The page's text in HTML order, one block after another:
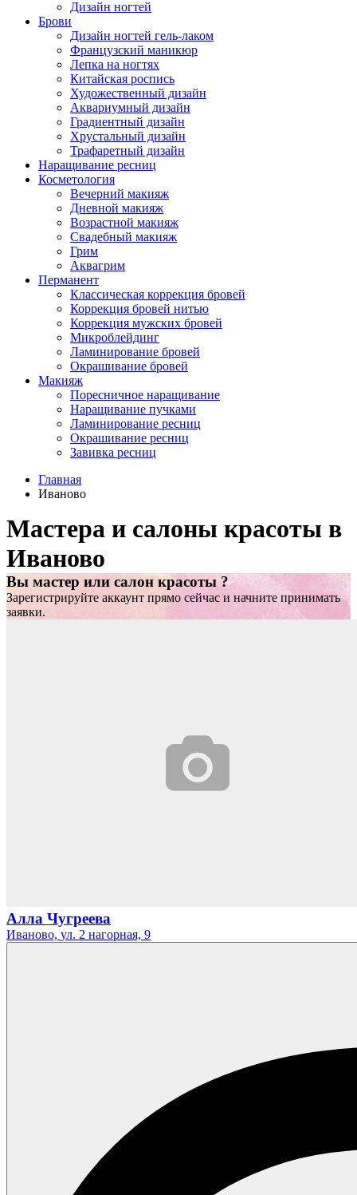
Дизайн ногтей
Брови
Дизайн ногтей гель-лаком
Французский маникюр
Лепка на ногтях
Китайская роспись
Художественный дизайн
Аквариумный дизайн
Градиентный дизайн
Хрустальный дизайн
Трафаретный дизайн
Наращивание ресниц
Косметология
Вечерний макияж
Дневной макияж
Возрастной макияж
Свадебный макияж
Грим
Аквагрим
Перманент
Классическая коррекция бровей
Коррекция бровей нитью
Коррекция мужских бровей
Микроблейдинг
Ламинирование бровей
Окрашивание бровей
Макияж
Поресничное наращивание
Наращивание пучками
Ламинирование ресниц
Окрашивание ресниц
Завивка ресниц
Главная
Иваново
Мастера и салоны красоты в
Иваново
Вы мастер или салон красоты ?
Зарегистрируйте аккаунт прямо сейчас и начните принимать
заявки.
Алла Чугреева
Иваново, ул. 2 нагорная, 9